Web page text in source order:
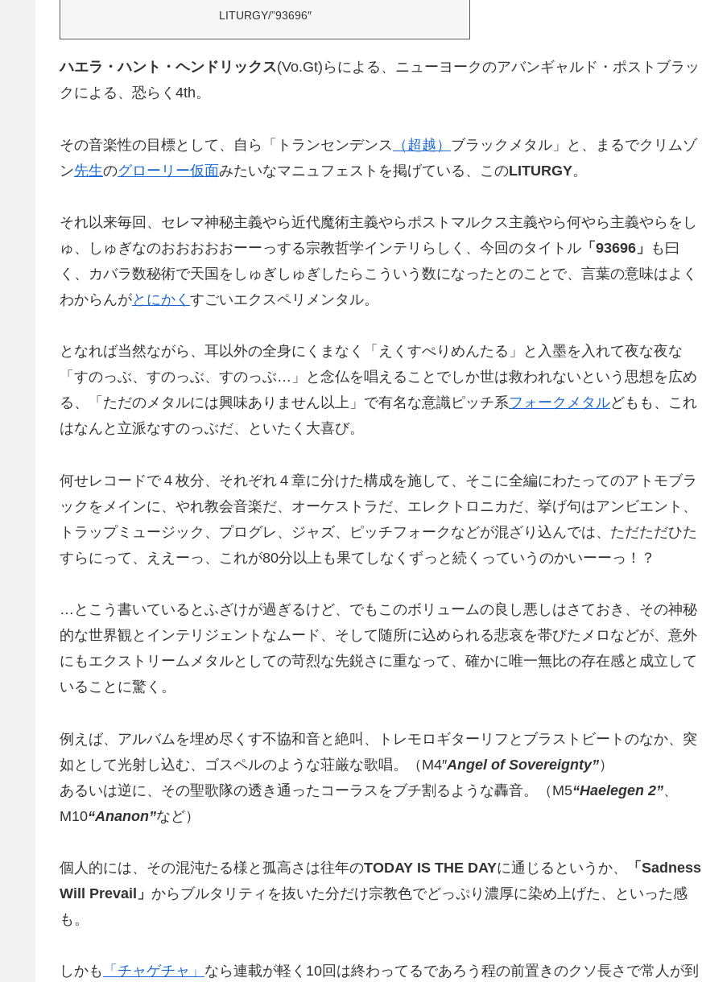
LITURGY/”93696″
ハエラ・ハント・ヘンドリックス(Vo.Gt)らによる、ニューヨークのアバンギャルド・ポストブラッ
クによる、恐らく4th。
その音楽性の目標として、自ら「トランセンデンス （超越） ブラックメタル」と、まるでクリムゾ
ン先生のグローリー仮面みたいなマニュフェストを掲げている、このLITURGY。
それ以来毎回、セレマ神秘主義やら近代魔術主義やらポストマルクス主義やら何やら主義やらをし
ゅ、しゅぎなのおおおおおーーっする宗教哲学インテリらしく、今回のタイトル 「93696」
も曰
く、カバラ数秘術で天国をしゅぎしゅぎしたらこういう数になったとのことで、言葉の意味はよく
わからんがとにかく すごいエクスペリメンタル。
となれば当然ながら、耳以外の全身にくまなく「えくすぺりめんたる」と入墨を入れて夜な夜な
「すのっぶ、すのっぶ、すのっぶ…」と念仏を唱えることでしか世は救われないという思想を広め
る、「ただのメタルには興味ありません以上」で有名な意識ピッチ系フォークメタルどもも、これ
はなんと立派なすのっぶだ、といたく大喜び。
何せレコードで４枚分、それぞれ４章に分けた構成を施して、そこに全編にわたってのアトモブラ
ックをメインに、やれ教会音楽だ、オーケストラだ、エレクトロニカだ、挙げ句はアンビエント、
トラップミュージック、プログレ、ジャズ、ピッチフォークなどが混ざり込んでは、ただただひた
すらにって、ええーっ、これが80分以上も果てしなくずっと続くっていうのかいーーっ！？
…とこう書いているとふざけが過ぎるけど、でもこのボリュームの良し悪しはさておき、その神秘
的な世界観とインテリジェントなムード、そして随所に込められる悲哀を帯びたメロなどが、意外
にもエクストリームメタルとしての苛烈な先鋭さに重なって、確かに唯一無比の存在感と成立して
いることに驚く。
例えば、アルバムを埋め尽くす不協和音と絶叫、トレモロギターリフとブラストビートのなか、突
如として光射し込む、ゴスペルのような荘厳な歌唱。（M4″Angel of Sovereignty”）
あるいは逆に、その聖歌隊の透き通ったコーラスをブチ割るような轟音。（M5“Haelegen 2”、
M10“Ananon”など）
個人的には、その混沌たる様と孤高さは往年のTODAY IS THE DAYに通じるというか、
「Sadness
Will Prevail」 からブルタリティを抜いた分だけ宗教色でどっぷり濃厚に染め上げた、といった感
も。
しかも 「チャゲチャ」 なら連載が軽く10回は終わってるであろう程の前置きのクソ長さで常人が到